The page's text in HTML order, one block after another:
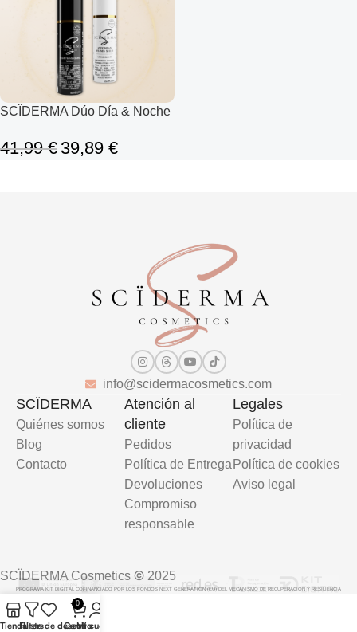
SCÏDERMA Dúo Día & Noche
41,99€ 39,89 €
info@scidermacosmetics.com
SCÏDERMA
Quiénes somos
Blog
Contacto
Atención al
cliente
Pedidos
Política de Entrega
Devoluciones
Compromiso
responsable
Legales
Política de
privacidad
Política de cookies
Aviso legal
SCÏDERMA Cosmetics © 2025
PROGRAMA KIT DIGITAL COFINANCIADO POR LOS FONDOS NEXT GENERATION (EU) DEL MECANISMO DE RECUPERACIÓN Y RESILIENCIA
TiendaFilters
Lista de deseos
0
CarritoMi cuenta